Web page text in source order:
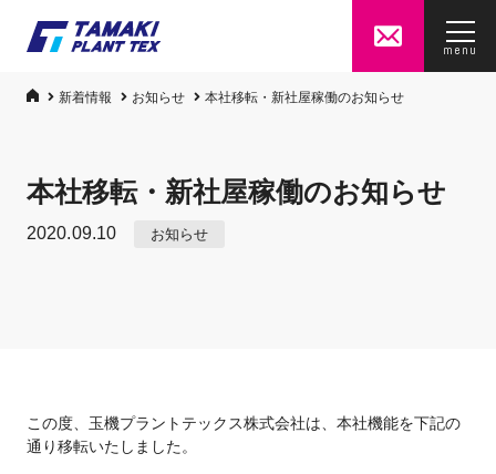
menu
新着情報 お知らせ 本社移転・新社屋稼働のお知らせ
本社移転・新社屋稼働のお知らせ
2020.09.10 お知らせ
この度、玉機プラントテックス株式会社は、本社機能を下記の
通り移転いたしました。